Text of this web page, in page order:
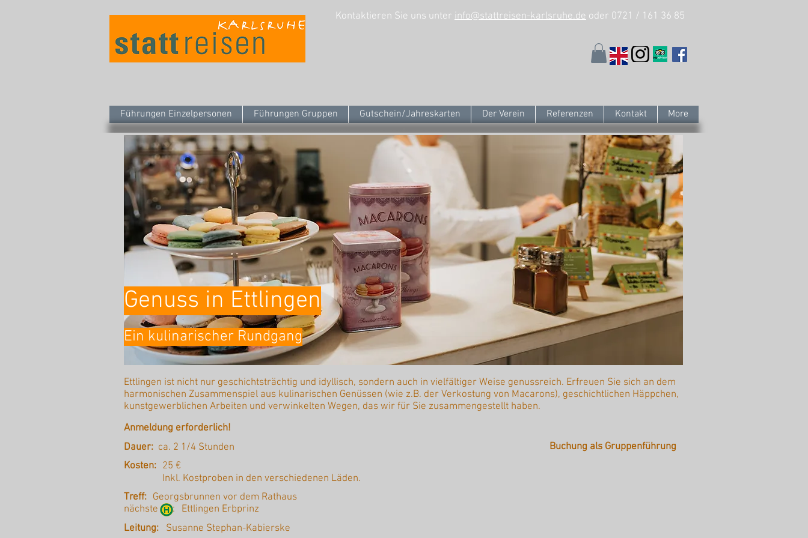
Kontaktieren Sie uns unter info@stattreisen-karlsruhe.de oder 0721 / 161 36 85
Führungen Einzelpersonen Führungen Gruppen Gutschein/Jahreskarten Der Verein Referenzen Kontakt More
Genuss in Ettlingen
Ein kulinarischer Rundgang
Ettlingen ist nicht nur geschichtsträchtig und idyllisch, sondern auch in vielfältiger Weise genussreich. Erfreuen Sie sich an dem
harmonischen Zusammenspiel aus kulinarischen Genüssen (wie z.B. der Verkostung von Macarons), geschichtlichen Häppchen,
kunstgewerblichen Arbeiten und verwinkelten Wegen, das wir für Sie zusammengestellt haben.
Buchung als Gruppenführung
Anmeldung erforderlich!
ca. 2 1/4 Stunden
Dauer:
Kosten: 25 €
Inkl. Kostproben in den verschiedenen Läden.
Georgsbrunnen vor dem Rathaus
Treff:
nächste :
Ettlingen Erbprinz
Leitung:
Susanne Stephan-Kabierske